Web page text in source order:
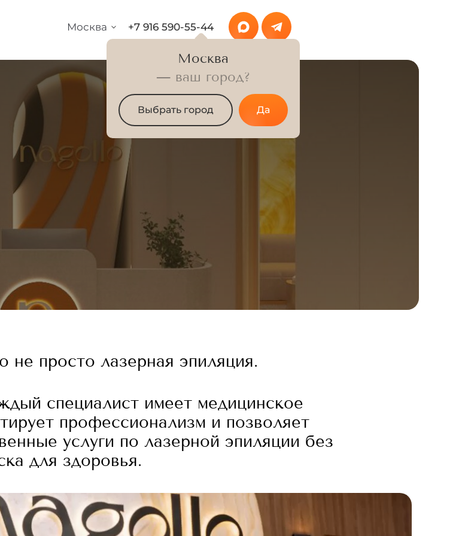
Москва
Москва
— ваш город?
Выбрать город Да
+7 916 590-55-44
не просто лазерная эпиляция.
специалист имеет медицинское
профессионализм и позволяет
услуги по лазерной эпиляции без
для здоровья.